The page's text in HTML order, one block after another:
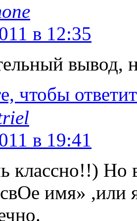
в 12:35
вывод,
чтобы
в 19:41
классно!!) Но
имя» ,или